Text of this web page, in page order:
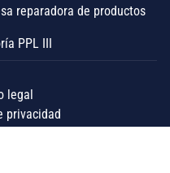
reparadora de productos
PPL III
legal
privacidad